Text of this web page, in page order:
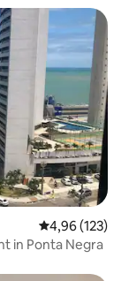
Gemiddelde
4,96 (123)
in Ponta Negra